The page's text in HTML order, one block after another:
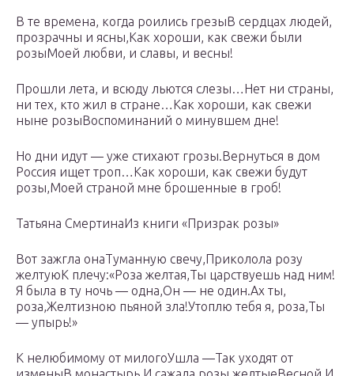
В те времена, когда роились грезыВ сердцах людей,
прозрачны и ясны,Как хороши, как свежи были
розыМоей любви, и славы, и весны!
Прошли лета, и всюду льются слезы…Нет ни страны,
ни тех, кто жил в стране…Как хороши, как свежи
ныне розыВоспоминаний о минувшем дне!
Но дни идут — уже стихают грозы.Вернуться в дом
Россия ищет троп…Как хороши, как свежи будут
розы,Моей страной мне брошенные в гроб!
Татьяна СмертинаИз книги «Призрак розы»
Вот зажгла онаТуманную свечу,Приколола розу
желтуюК плечу:«Роза желтая,Ты царствуешь над ним!
Я была в ту ночь — одна,Он — не один.Ах ты,
роза,Желтизною пьяной зла!Утоплю тебя я, роза,Ты
— упырь!»
К нелюбимому от милогоУшла —Так уходят от